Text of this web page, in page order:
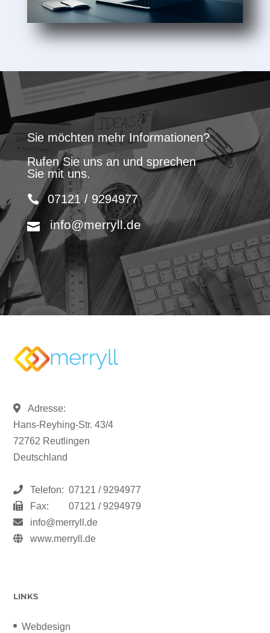
Sie möchten mehr Informationen?
Rufen Sie uns an und sprechen
Sie mit uns.
07121 / 9294977
info@merryll.de
Adresse:
Hans-Reyhing-Str. 43/4
72762 Reutlingen
Deutschland
Telefon: 07121 / 9294977
Fax:
07121 / 9294979
info@merryll.de
www.merryll.de
LINKS
Webdesign